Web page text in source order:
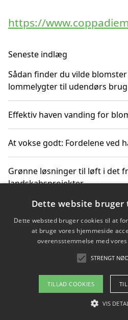
https://
Seneste indlæg
Sådan finder du vilde
lommelygter til udendørs brug
Effektiv haven vanding for
At vokse godt: Fordelene ved
Grønne løsninger til løft i det
landskabsprojekter
Gør haven til et frirum for
Copyright 2026 -
Om / kontakt
Blog
Dette website bruger
Dette websted bruger cookies til at
at bruge vores hjemmeside
overensstemmelse med
STRENGT
TILLAD COOKIES
VIS